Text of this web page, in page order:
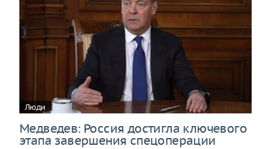
Люди
Медведев: Россия достигла ключевого
этапа завершения спецоперации